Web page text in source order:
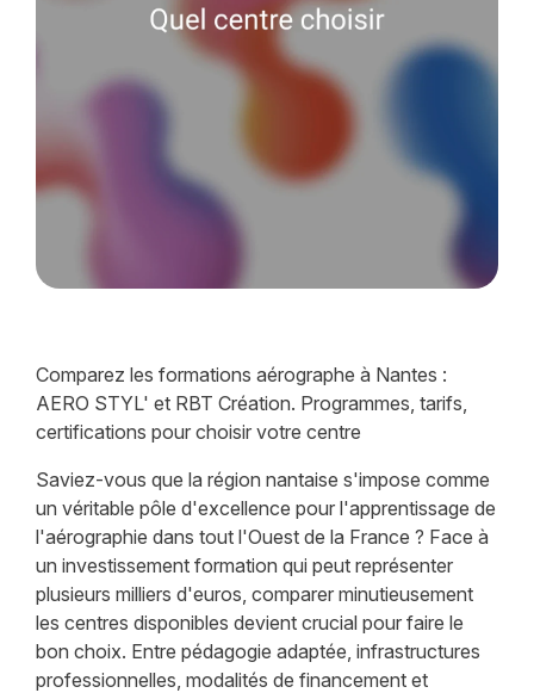
Comparez les formations aérographe à Nantes :
AERO STYL' et RBT Création. Programmes, tarifs,
certifications pour choisir votre centre
Saviez-vous que la région nantaise s'impose comme
un véritable pôle d'excellence pour l'apprentissage de
l'aérographie dans tout l'Ouest de la France ? Face à
un investissement formation qui peut représenter
plusieurs milliers d'euros, comparer minutieusement
les centres disponibles devient crucial pour faire le
bon choix. Entre pédagogie adaptée, infrastructures
professionnelles, modalités de financement et